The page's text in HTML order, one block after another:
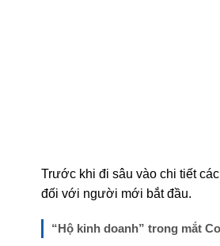
Trước khi đi sâu vào chi tiết
đối với người mới bắt đầu.
“Hộ kinh doanh” trong mắt